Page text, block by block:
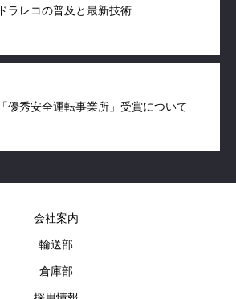
ドラレコの普及と最新技術
「優秀安全運転事業所」受賞について
会社案内
輸送部
倉庫部